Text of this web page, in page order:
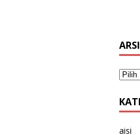
aisi